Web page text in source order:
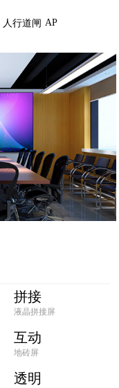
人行道闸 AP
拼接
液晶拼接屏
互动
地砖屏
透明